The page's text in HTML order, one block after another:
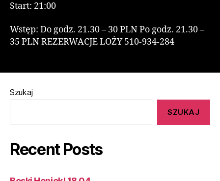
Start: 21:00
Wstęp: Do godz. 21.30 – 30 PLN Po godz. 21.30 –
35 PLN REZERWACJE LOŻY 510-934-284
Szukaj
SZUKAJ
Recent Posts